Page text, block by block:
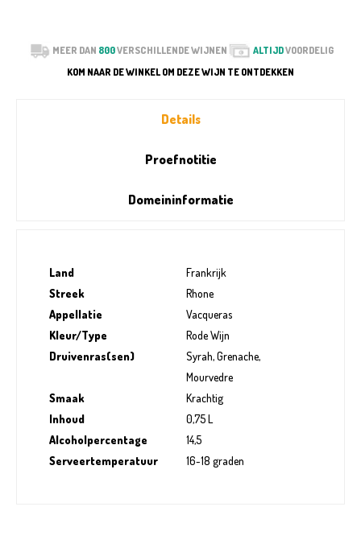
MEER DAN 800VERSCHILLENDE WIJNEN ALTIJDVOORDELIG
KOM NAAR DE WINKEL OM DEZE WIJN TE ONTDEKKEN
Details
Proefnotitie
Domeininformatie
Land
Frankrijk
Streek
Rhone
Appellatie
Vacqueras
Kleur/Type
Rode Wijn
Druivenras(sen)
Syrah, Grenache,
Mourvedre
Smaak
Krachtig
Inhoud
0,75 L
Alcoholpercentage
14,5
Serveertemperatuur
16-18 graden